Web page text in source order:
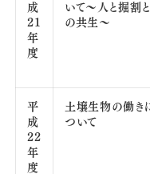
成
21
年
度
いて～人と掘割と
の共生～
平
成
22
年
度
土壌生物の働き
ついて